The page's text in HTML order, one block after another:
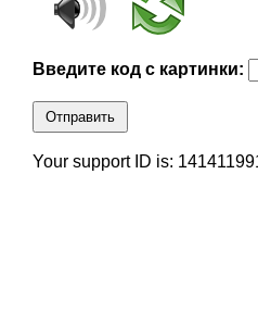
Введите код с картинки:
Отправить
Your support ID is: